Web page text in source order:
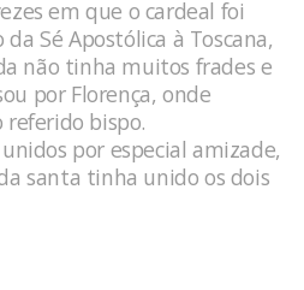
em que o cardeal foi
Sé Apostólica à Toscana,
não tinha muitos frades e
por Florença, onde
referido bispo.
por especial amizade,
santa tinha unido os dois